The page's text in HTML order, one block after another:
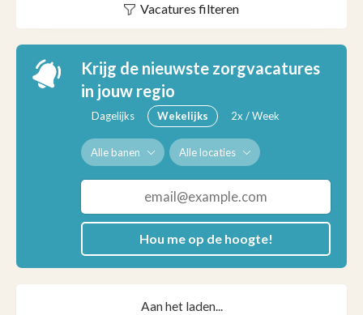
Vacatures filteren
Krijg de nieuwste zorgvacatures
in jouw regio
Dagelijks Wekelijks 2x / Week
Alle banen Alle locaties
Hou me op de hoogte!
Aan het laden...